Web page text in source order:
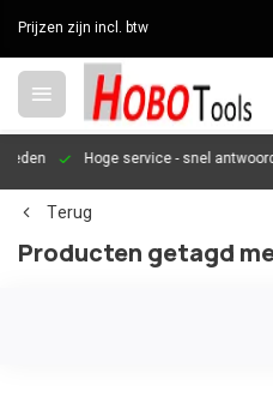
Prijzen zijn incl. btw
Hoge service- snel antwoord via
Terug
Producten getagd